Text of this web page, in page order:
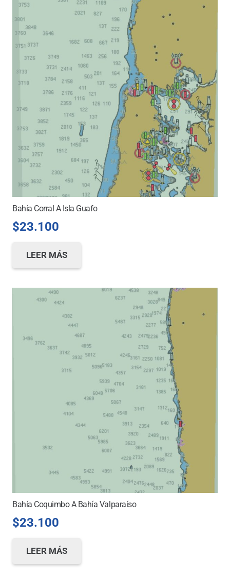
Bahía Corral A Isla Guafo
$23.100
LEER MÁS
Bahía Coquimbo A Bahía Valparaíso
$23.100
LEER MÁS